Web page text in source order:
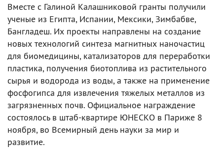
Вместе с Галиной Калашниковой гранты получили
ученые из Египта, Испании, Мексики, Зимбабве,
Бангладеш. Их проекты направлены на создание
новых технологий синтеза магнитных наночастиц
для биомедицины, катализаторов для переработки
пластика, получения биотоплива из растительного
сырья и водорода из воды, а также на применение
фосфогипса для извлечения тяжелых металлов из
загрязненных почв. Официальное награждение
состоялось в штаб-квартире ЮНЕСКО в Париже 8
ноября, во Всемирный день науки за мир и
развитие.